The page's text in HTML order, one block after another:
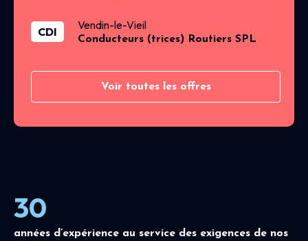
CDI Vendin-le-Vieil
Conducteurs (trices) Routiers SPL
Voir toutes les offres
30
années d’expérience au service des exigences de nos